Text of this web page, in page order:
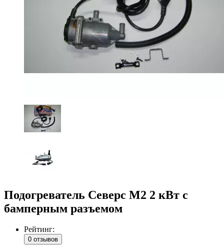
Подогреватель Северс М2 2 кВт с
бамперным разъемом
Рейтинг:
0 отзывов